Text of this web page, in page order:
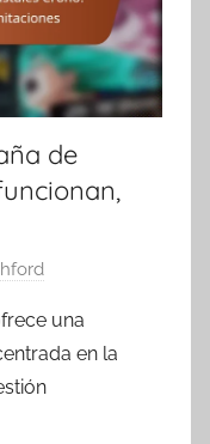
de
una
en la